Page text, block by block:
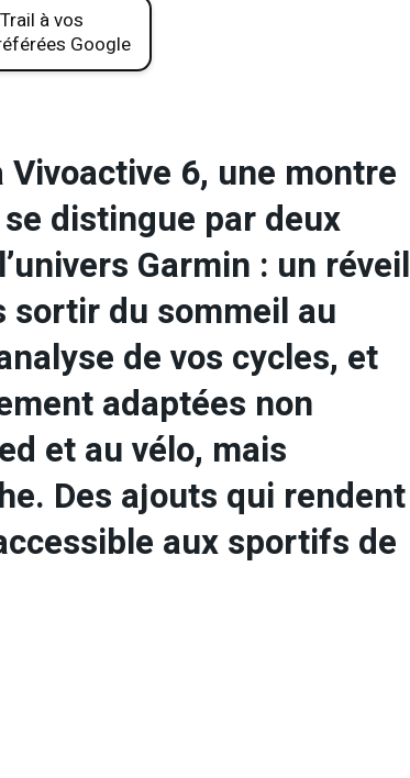
à vos
Google
6, une montre
distingue par deux
Garmin : un réveil
sortir du sommeil au
de vos cycles, et
adaptées non
et au vélo, mais
Des ajouts qui rendent
aux sportifs de